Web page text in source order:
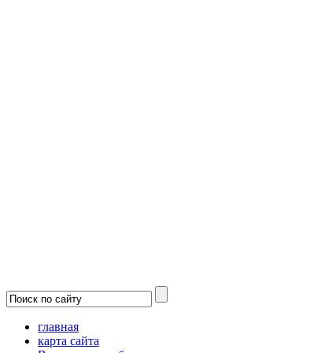
главная
карта сайта